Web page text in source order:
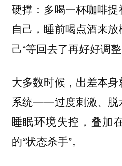
硬撑：多喝一杯咖啡
自己，睡前喝点酒来
己“等回去了再好好调整”
大多数时候，出差本
系统——过度刺激、脱
睡眠环境失控，叠加
的“状态杀手”。